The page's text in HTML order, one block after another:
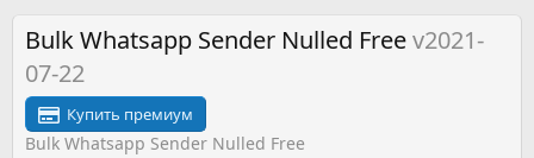
Bulk Whatsapp Sender Nulled Freev2021-
07-22
Купить премиум
Bulk Whatsapp Sender Nulled Free